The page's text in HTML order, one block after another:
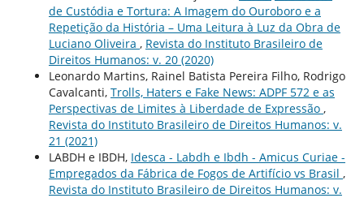
de Custódia e Tortura: A Imagem do Ouroboro e a
Repetição da História – Uma Leitura à Luz da Obra de
Luciano Oliveira , Revista do Instituto Brasileiro de
Direitos Humanos: v. 20 (2020)
Leonardo Martins, Rainel Batista Pereira Filho, Rodrigo
Cavalcanti, Trolls, Haters e Fake News: ADPF 572 e as
Perspectivas de Limites à Liberdade de Expressão ,
Revista do Instituto Brasileiro de Direitos Humanos: v.
21 (2021)
LABDH e IBDH, Idesca - Labdh e Ibdh - Amicus Curiae -
Empregados da Fábrica de Fogos de Artifício vs Brasil ,
Revista do Instituto Brasileiro de Direitos Humanos: v.